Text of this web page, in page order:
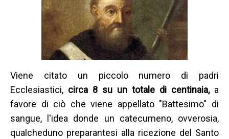
Viene citato un piccolo numero di padri
Ecclesiastici, circa 8 su un totale di centinaia, a
favore di ciò che viene appellato "Battesimo" di
sangue, l'idea donde un catecumeno, ovverosia,
qualcheduno preparantesi alla ricezione del Santo